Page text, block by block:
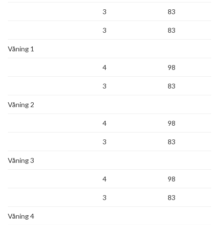
3 83
3 83
Våning 1
4 98
3 83
Våning 2
4 98
3 83
Våning 3
4 98
3 83
Våning 4